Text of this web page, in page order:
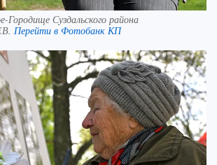
Городище Суздальского района
Перейти в Фотобанк КП